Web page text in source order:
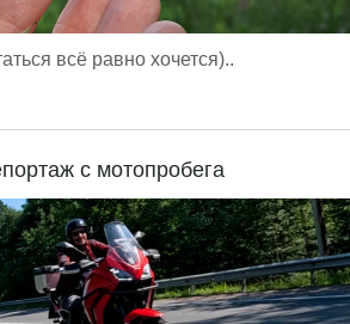
всё равно хочется)..
с мотопробега